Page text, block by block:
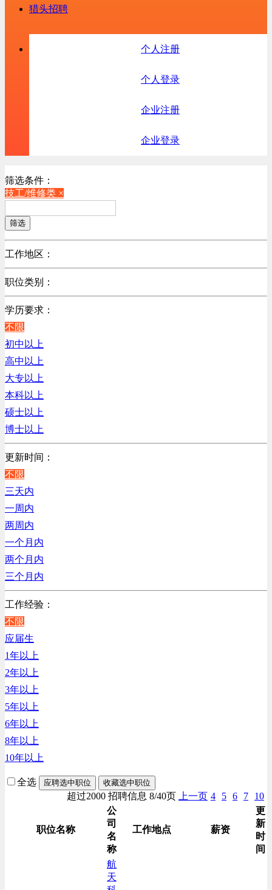
猎头招聘
个人注册
个人登录
企业注册
企业登录
筛选条件：
技工/维修类 ×
筛选
工作地区：
不限
北京
广东
江苏
陕西
浙江
辽宁
上海
职位类别：
不限
机械制造/仪器仪表类
计算机硬件类
销售管理类
计算机软件类
贸易/物流/仓储/采购类
客服及凯发娱乐网址的技术支持类
高级管理类
电子/电器/半导体类
电力电气/能源/自动化
程序/语言开发类
行政/后勤/文秘类
销售类
人力资源类
互联网/电子商务/游戏类
建筑装潢/市政建设类
通信/移动互联网/手机类
技工/维修类
房地产开发/物业管理类
生产/加工/认证类
综合技术类
汽车/交通类
财务/审计/税务类
学历要求：
不限
初中以上
高中以上
大专以上
本科以上
硕士以上
博士以上
更新时间：
不限
三天内
一周内
两周内
一个月内
两个月内
三个月内
工作经验：
不限
应届生
1年以上
2年以上
3年以上
5年以上
6年以上
8年以上
10年以上
全选 应聘选中职位 收藏选中职位
超过2000 招聘信息 8/40页 上一页 4 5 6 7 10
职位名称
公
司
名
称
工作地点 薪资
更
新
时
间
航
天